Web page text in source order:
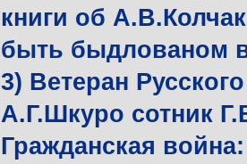
книги об
быть быдлованом
3) Ветеран
А.Г.Шкуро сотник
Гражданская